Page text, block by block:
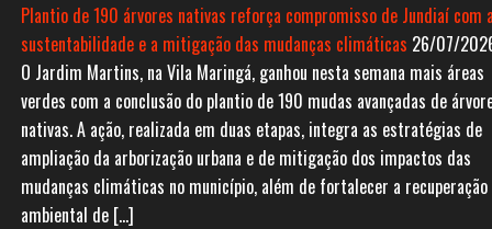
Plantio de 190 árvores nativas reforça compromisso de Jundiaí com
sustentabilidade e a mitigação das mudanças climáticas 26/07/
O Jardim Martins, na Vila Maringá, ganhou nesta semana mais áreas
verdes com a conclusão do plantio de 190 mudas avançadas de
nativas. A ação, realizada em duas etapas, integra as estratégias de
ampliação da arborização urbana e de mitigação dos impactos das
mudanças climáticas no município, além de fortalecer a recuperação
ambiental de […]